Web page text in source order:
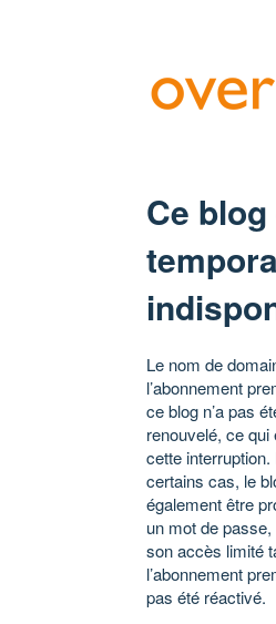
Ce
Le nom de
l’abonnement
ce blog n’a pas
renouvelé, ce qui
cette interruption.
certains cas, le
également être
un mot de
son accès limité
l’abonnement
pas été réactivé.